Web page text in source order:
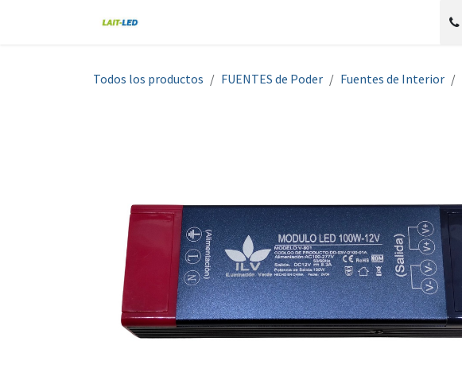
Todos los productos FUENTES de Poder Fuentes de Interior